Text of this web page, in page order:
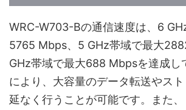
WRC-W703-Bの通信速度は、6
5765 Mbps、5 GHz帯域で最大
GHz帯域で最大688 Mbpsを達成し
により、大容量のデータ転送やス
延なく行うことが可能です。また、